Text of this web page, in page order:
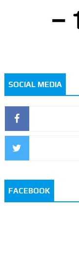
SOCIAL MEDIA
FACEBOOK